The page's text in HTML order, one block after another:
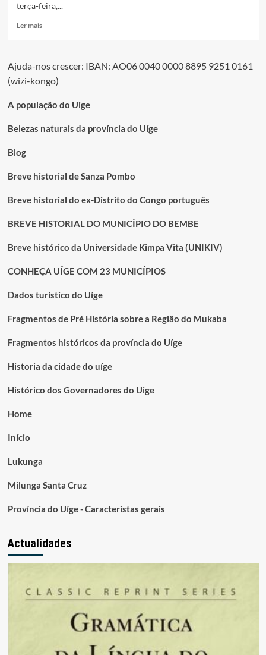
terça-feira,...
Ler maisLeia
DO
ANTIGO
DO
RETRATADA
Ajuda-nos crescer: IBAN: AO06 0040 0000 8895 9251 0161
(wizi-kongo)
A população do Uige
Belezas naturais da província do Uíge
Blog
Breve historial de Sanza Pombo
Breve historial do ex-Distrito do Congo português
BREVE HISTORIAL DO MUNICÍPIO DO BEMBE
Breve histórico da Universidade Kimpa Vita (UNIKIV)
CONHEÇA UÍGE COM 23 MUNICÍPIOS
Dados turístico do Uíge
Fragmentos de Pré História sobre a Região do Mukaba
Fragmentos históricos da província do Uíge
Historia da cidade do uíge
Histórico dos Governadores do Uige
Home
Início
Lukunga
Milunga Santa Cruz
Província do Uíge - Caracteristas gerais
Actualidades